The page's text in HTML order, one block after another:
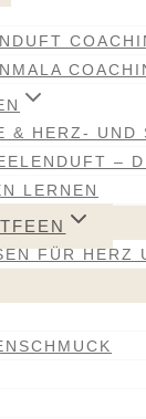
& HERZ- UND
–
LERNEN
FÜR HERZ